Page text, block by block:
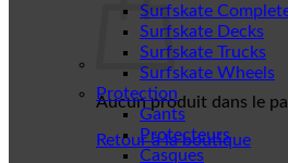
Aucun produit dans le
Retour à la boutique
Surfskate
Surfskate Decks
Surfskate Trucks
Surfskate Wheels
Protection
Gants
Protecteurs
Casques